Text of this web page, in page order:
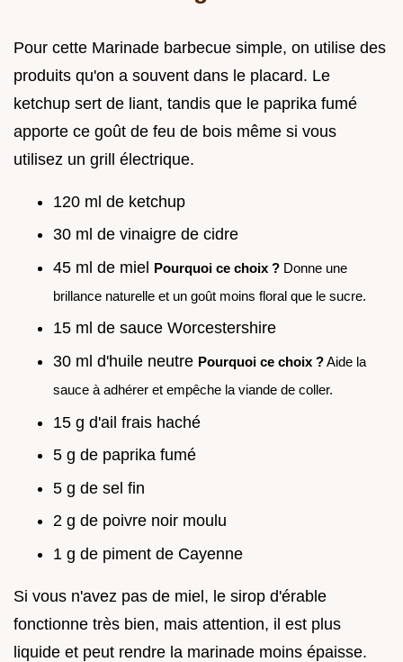
Pour cette Marinade barbecue simple, on utilise des
produits qu'on a souvent dans le placard. Le
ketchup sert de liant, tandis que le paprika fumé
apporte ce goût de feu de bois même si vous
utilisez un grill électrique.
120 ml de ketchup
30 ml de vinaigre de cidre
45 ml de miel Pourquoi ce choix ? Donne une
brillance naturelle et un goût moins floral que le sucre.
15 ml de sauce Worcestershire
30 ml d'huile neutre Pourquoi ce choix ?Aide la
sauce à adhérer et empêche la viande de coller.
15 g d'ail frais haché
5 g de paprika fumé
5 g de sel fin
2 g de poivre noir moulu
1 g de piment de Cayenne
Si vous n'avez pas de miel, le sirop d'érable
fonctionne très bien, mais attention, il est plus
liquide et peut rendre la marinade moins épaisse.